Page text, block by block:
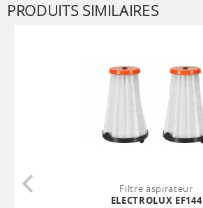
PRODUITS SIMILAIRES
Filtre aspirateur
ELECTROLUX EF144